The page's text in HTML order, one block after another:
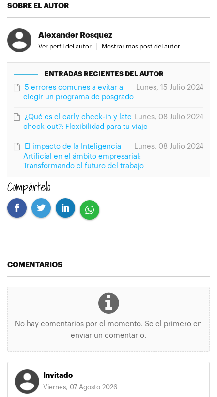
SOBRE EL AUTOR
Alexander Rosquez
Ver perfil del autor Mostrar mas post del autor
ENTRADAS RECIENTES DEL AUTOR
Lunes, 15 Julio 2024
5 errores comunes a evitar al
elegir un programa de posgrado
Lunes, 08 Julio 2024
¿Qué es el early check-in y late
check-out?: Flexibilidad para tu viaje
Lunes, 08 Julio 2024
El impacto de la Inteligencia
Artificial en el ámbito empresarial:
Transformando el futuro del trabajo
Compártelo
COMENTARIOS
No hay comentarios por el momento. Se el primero en
enviar un comentario.
Invitado
Viernes, 07 Agosto 2026